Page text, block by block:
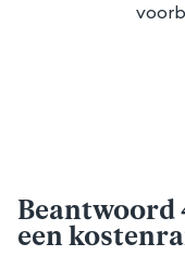
Beantwoord
een